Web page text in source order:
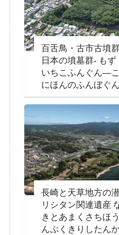
百舌鳥・古市古墳
日本の墳墓群‐ もず
いちこふんぐん―
にほんのふんぼぐ
長崎と天草地方の
リシタン関連遺産
きとあまくさちほ
んぷくきりしたん